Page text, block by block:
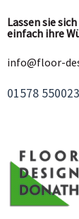
Lassen sie
einfach ihre
info@floor-
01578